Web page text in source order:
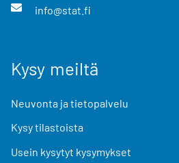
info@stat.fi
Kysy meiltä
Neuvonta ja tietopalvelu
Kysy tilastoista
Usein kysytyt kysymykset